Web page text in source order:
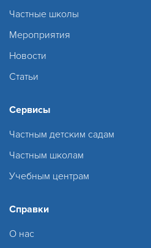
Частные школы
Мероприятия
Новости
Статьи
Сервисы
Частным детским садам
Частным школам
Учебным центрам
Справки
О нас